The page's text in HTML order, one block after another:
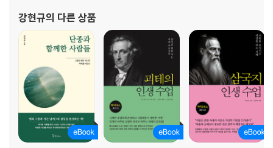
44 ? 다른 사람의 잘잘못을 함부로 가리려 하지 말라
45 ? 철학자인 척하지 말고, 철학에서 배운 것을 실천하라
46 ? 남에게 인정받는 것을 갈구하거나 탐하지 말라
47 ? 피해를 입어도 그 원인을 자신에게서 찾아라
48 ? 좋은 가르침을 잘 따르고 일치하는 행동을 보여라
49 ? 가르침을 얻었으면 그것을 법으로 알고 지켜라
50 ? 보다 나은 인간이 되기 위해 노력하고 또 노력하라
51 ? 철학에서 가장 중요한 것은 원칙을 실천하는 것이다
52 ? 지혜로운 자는 하늘의 뜻을 아는 자다
터리적 필치로 그들이 지키려 했던 의리의 실
강현규의 다른 상품